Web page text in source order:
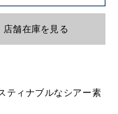
店舗在庫を見る
ティナブルなシアー素